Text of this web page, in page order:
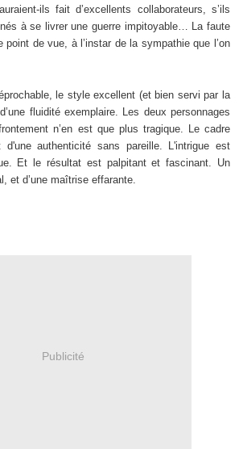
ils fait d’excellents collaborateurs, s’ils
à se livrer une guerre impitoyable… La faute
point de vue, à l’instar de la sympathie que l’on
le style excellent (et bien servi par la
fluidité exemplaire. Les deux personnages
n’en est que plus tragique. Le cadre
authenticité sans pareille. L'intrigue est
Et le résultat est palpitant et fascinant. Un
et d’une maîtrise effarante.
Publicité